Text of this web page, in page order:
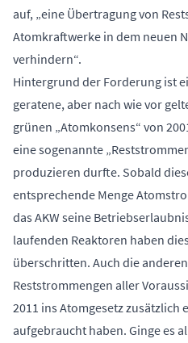
auf, „eine Übertragung von
Atomkraftwerke in dem neuen
verhindern“.
Hintergrund der Forderung ist
geratene, aber nach wie vor
grünen „Atomkonsens“ von
eine sogenannte
produzieren durfte. Sobald
entsprechende Menge
das AKW seine
laufenden Reaktoren haben
überschritten. Auch die
Reststrommengen aller
2011 ins Atomgesetz zusätzlich
aufgebraucht haben. Ginge es